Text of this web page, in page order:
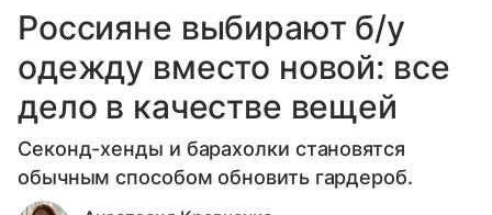
Россияне выбирают б/у
одежду вместо новой: все
дело в качестве вещей
Секонд-хенды и барахолки становятся
обычным способом обновить гардероб.